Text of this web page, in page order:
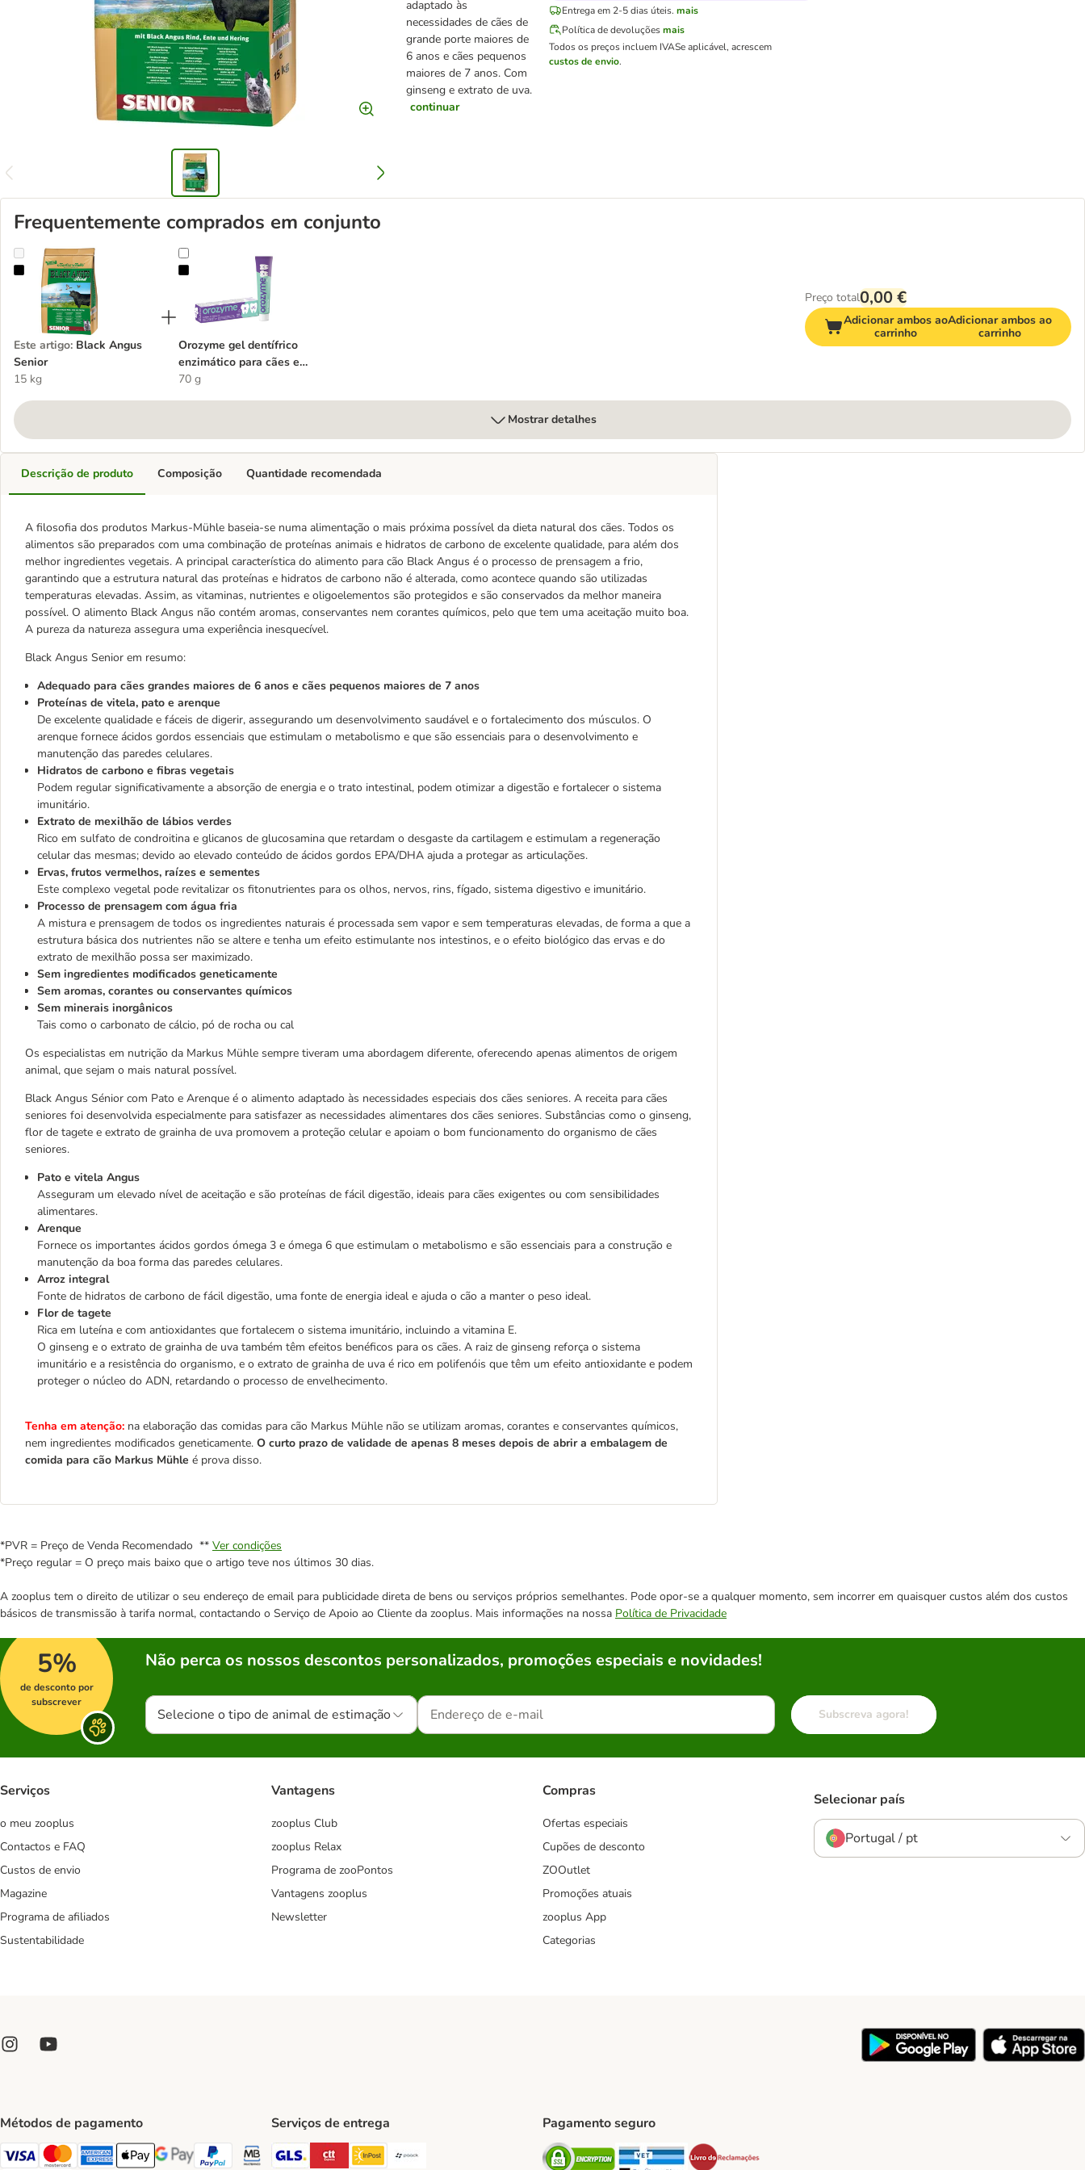
adaptado às
necessidades de cães de
grande porte maiores de
6 anos e cães pequenos
maiores de 7 anos. Com
ginseng e extrato de uva.
continuar
Entrega em 2-5 dias úteis. mais
Política de devoluções mais
Todos os preços incluem IVASe aplicável, acrescem
custos de envio.
Frequentemente comprados em conjunto
Black Angus Senior
Este artigo: Black Angus
Senior
15 kg
Orozyme gel dentífrico enzimático para cães e gatos
Orozyme gel dentífrico
enzimático para cães e
gatos
70 g
Preço total0,00 €
Adicionar ambos ao
carrinho
Adicionar ambos ao
carrinho
Mostrar detalhes
Descrição de produto
A filosofia dos produtos Markus-Mühle baseia-se numa alimentação o mais próxima possível da dieta natural dos cães. Todos os
alimentos são preparados com uma combinação de proteínas animais e hidratos de carbono de excelente qualidade, para além dos
melhor ingredientes vegetais. A principal característica do alimento para cão Black Angus é o processo de prensagem a frio,
garantindo que a estrutura natural das proteínas e hidratos de carbono não é alterada, como acontece quando são utilizadas
temperaturas elevadas. Assim, as vitaminas, nutrientes e oligoelementos são protegidos e são conservados da melhor maneira
possível. O alimento Black Angus não contém aromas, conservantes nem corantes químicos, pelo que tem uma aceitação muito boa.
A pureza da natureza assegura uma experiência inesquecível.
Black Angus Senior em resumo:
Adequado para cães grandes maiores de 6 anos e cães pequenos maiores de 7 anos
Proteínas de vitela, pato e arenque
De excelente qualidade e fáceis de digerir, assegurando um desenvolvimento saudável e o fortalecimento dos músculos. O
arenque fornece ácidos gordos essenciais que estimulam o metabolismo e que são essenciais para o desenvolvimento e
manutenção das paredes celulares.
Hidratos de carbono e fibras vegetais
Podem regular significativamente a absorção de energia e o trato intestinal, podem otimizar a digestão e fortalecer o sistema
imunitário.
Extrato de mexilhão de lábios verdes
Rico em sulfato de condroitina e glicanos de glucosamina que retardam o desgaste da cartilagem e estimulam a regeneração
celular das mesmas; devido ao elevado conteúdo de ácidos gordos EPA/DHA ajuda a protegar as articulações.
Ervas, frutos vermelhos, raízes e sementes
Este complexo vegetal pode revitalizar os fitonutrientes para os olhos, nervos, rins, fígado, sistema digestivo e imunitário.
Processo de prensagem com água fria
A mistura e prensagem de todos os ingredientes naturais é processada sem vapor e sem temperaturas elevadas, de forma a que a
estrutura básica dos nutrientes não se altere e tenha um efeito estimulante nos intestinos, e o efeito biológico das ervas e do
extrato de mexilhão possa ser maximizado.
Sem ingredientes modificados geneticamente
Sem aromas, corantes ou conservantes químicos
Sem minerais inorgânicos
Tais como o carbonato de cálcio, pó de rocha ou cal
Os especialistas em nutrição da Markus Mühle sempre tiveram uma abordagem diferente, oferecendo apenas alimentos de origem
animal, que sejam o mais natural possível.
Black Angus Sénior com Pato e Arenque é o alimento adaptado às necessidades especiais dos cães seniores. A receita para cães
seniores foi desenvolvida especialmente para satisfazer as necessidades alimentares dos cães seniores. Substâncias como o ginseng,
flor de tagete e extrato de grainha de uva promovem a proteção celular e apoiam o bom funcionamento do organismo de cães
seniores.
Pato e vitela Angus
Asseguram um elevado nível de aceitação e são proteínas de fácil digestão, ideais para cães exigentes ou com sensibilidades
alimentares.
Arenque
Fornece os importantes ácidos gordos ómega 3 e ómega 6 que estimulam o metabolismo e são essenciais para a construção e
manutenção da boa forma das paredes celulares.
Arroz integral
Fonte de hidratos de carbono de fácil digestão, uma fonte de energia ideal e ajuda o cão a manter o peso ideal.
Flor de tagete
Rica em luteína e com antioxidantes que fortalecem o sistema imunitário, incluindo a vitamina E.
O ginseng e o extrato de grainha de uva também têm efeitos benéficos para os cães. A raiz de ginseng reforça o sistema
imunitário e a resistência do organismo, e o extrato de grainha de uva é rico em polifenóis que têm um efeito antioxidante e podem
proteger o núcleo do ADN, retardando o processo de envelhecimento.
Tenha em atenção: na elaboração das comidas para cão Markus Mühle não se utilizam aromas, corantes e conservantes químicos,
nem ingredientes modificados geneticamente. O curto prazo de validade de apenas 8 meses depois de abrir a embalagem de
comida para cão Markus Mühle é prova disso.
Composição Quantidade recomendada
*PVR = Preço de Venda Recomendado ** Ver condições
*Preço regular = O preço mais baixo que o artigo teve nos últimos 30 dias.
A zooplus tem o direito de utilizar o seu endereço de email para publicidade direta de bens ou serviços próprios semelhantes. Pode opor-se a qualquer momento, sem incorrer em quaisquer custos além dos custos
básicos de transmissão à tarifa normal, contactando o Serviço de Apoio ao Cliente da zooplus. Mais informações na nossa Política de Privacidade
5%
de desconto por
subscrever
Não perca os nossos descontos personalizados, promoções especiais e novidades!
Selecione o tipo de animal de estimação Subscreva agora!
Serviços
o meu zooplus
Contactos e FAQ
Custos de envio
Magazine
Programa de afiliados
Sustentabilidade
Vantagens
zooplus Club
zooplus Relax
Programa de zooPontos
Vantagens zooplus
Newsletter
Compras
Ofertas especiais
Cupões de desconto
ZOOutlet
Promoções atuais
zooplus App
Categorias
Selecionar país
Portugal / pt
Métodos de pagamento
Visa Payment Method
Mastercard Payment Method
American Express Payment Method
Apple Pay Payment Method
Google Pay Payment Method
PayPal Payment Method
Multibanco Payment Method
Serviços de entrega
GLS Shipping Method
CTTExpress Shipping Method
InPost Shipping Method
Paack Shipping Method
Pagamento seguro
Security Security